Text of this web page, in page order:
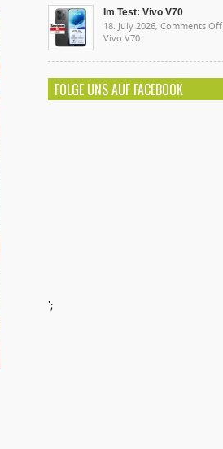
Im Test: Vivo V70
18. July 2026, Comments Off
Vivo V70
FOLGE UNS AUF FACEBOOK
';